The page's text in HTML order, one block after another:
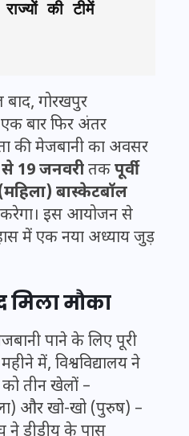
की टीमें
गोरखपुर
एक बार फिर अंतर
की मेजबानी का अवसर
19 जनवरीतकपूर्वी
(महिला) बास्केटबॉल
करेगा। इस आयोजन से
में एक नया अध्याय जुड़
मिला मौका
पाने के लिए पूरी
में, विश्वविद्यालय ने
को तीन खेलों –
और खो-खो (पुरुष) –